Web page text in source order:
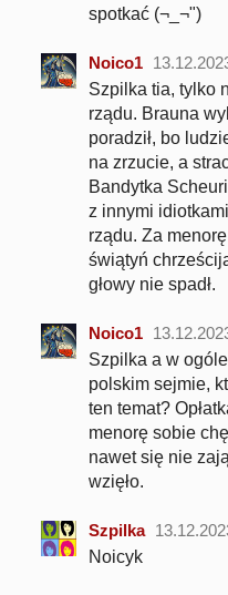
spotkać (¬_¬")
Noico1
Szpilka tia, tylko
rządu. Brauna
poradził, bo
na zrzucie, a
Bandytka
z innymi
rządu. Za
świątyń
głowy nie spadł.
Noico1
Szpilka a w
polskim sejmie,
ten temat?
menorę sobie
nawet się nie
wzięło.
Szpilka
Noicyk